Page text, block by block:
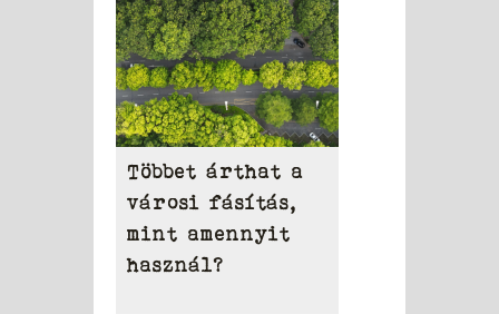
Többet árthat a
városi fásítás,
mint amennyit
használ?